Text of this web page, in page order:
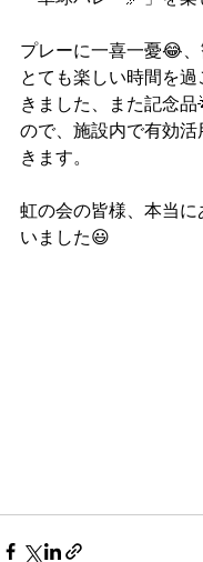
プレーに一喜一憂😂、
とても楽しい時間を
きました、また記念品
ので、施設内で有効
きます。
虹の会の皆様、本当
いました😃